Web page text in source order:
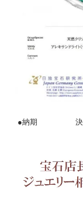
●納期 決済確認